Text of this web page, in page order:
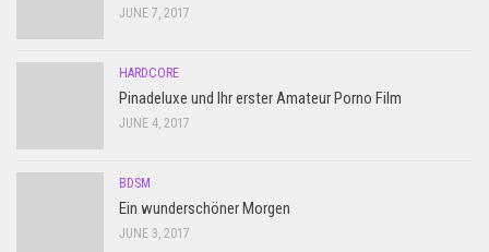
JUNE 7, 2017
HARDCORE
Pinadeluxe und Ihr erster Amateur Porno Film
JUNE 4, 2017
BDSM
Ein wunderschöner Morgen
JUNE 3, 2017